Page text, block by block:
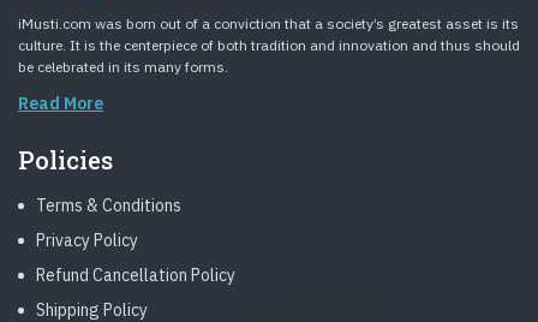
iMusti.com was born out of a conviction that a society’s greatest asset is its
culture. It is the centerpiece of both tradition and innovation and thus should
be celebrated in its many forms.
Read More
Policies
Terms & Conditions
Privacy Policy
Refund Cancellation Policy
Shipping Policy